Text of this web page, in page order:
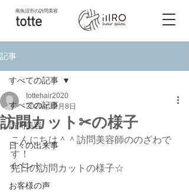
南魚沼市の訪問美容
totte
記事
すべての記事
訪問美容
日々の出来事
イベント
お客様の声
すべての記事
訪問カット✂︎の様子
tottehair2020
2020年12月8日
こんにちは＾＾訪問美容師ののざわで
す！
先日の訪問カットの様子☆